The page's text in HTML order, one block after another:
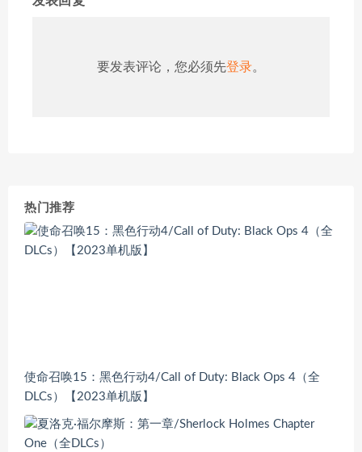
要发表评论，您必须先登录。
热门推荐
使命召唤15：黑色行动4/Call of Duty: Black Ops 4（全
DLCs）【2023单机版】